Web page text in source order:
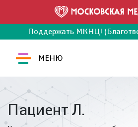
Поддержать МКНЦ!
МЕНЮ
Пациент Л.